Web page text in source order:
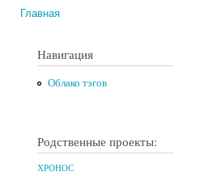
Главная
Навигация
Облако тэгов
Родственные проекты:
ХРОНОС